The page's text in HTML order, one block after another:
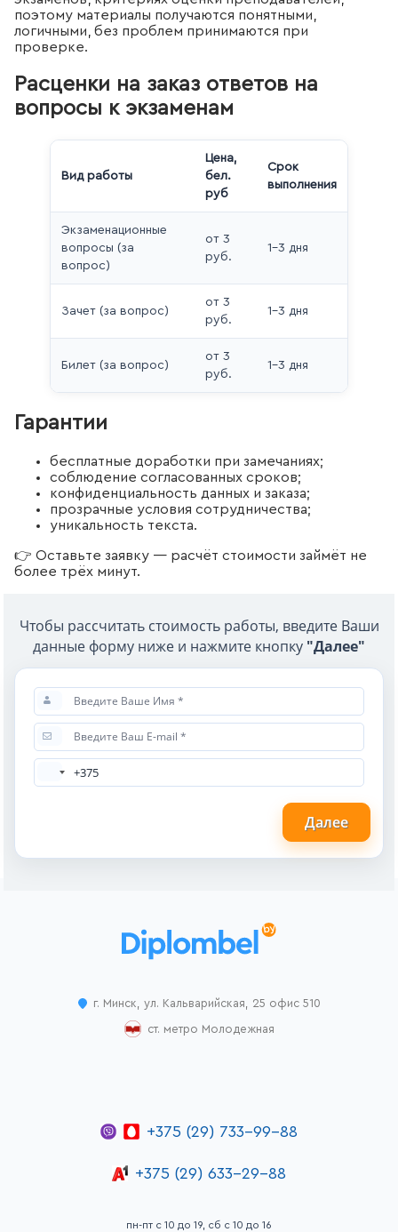
поэтому материалы получаются понятными,
логичными, без проблем принимаются при
проверке.
Расценки на заказ ответов на
вопросы к экзаменам
Вид работы
Цена,
бел.
руб
Срок
выполнения
Экзаменационные
вопросы (за
вопрос)
от 3
руб.
1–3 дня
Зачет (за вопрос)
от 3
руб.
1–3 дня
Билет (за вопрос)
от 3
руб.
1–3 дня
Гарантии
бесплатные доработки при замечаниях;
соблюдение согласованных сроков;
конфиденциальность данных и заказа;
прозрачные условия сотрудничества;
уникальность текста.
👉 Оставьте заявку — расчёт стоимости займёт не
более трёх минут.
Чтобы рассчитать стоимость работы, введите Ваши
данные форму ниже и нажмите кнопку "Далее"
Далее
г. Минск, ул. Кальварийская, 25 офис 510
ст. метро Молодежная
+375 (29) 733-99-88
+375 (29) 633-29-88
пн-пт с 10 до 19, сб с 10 до 16